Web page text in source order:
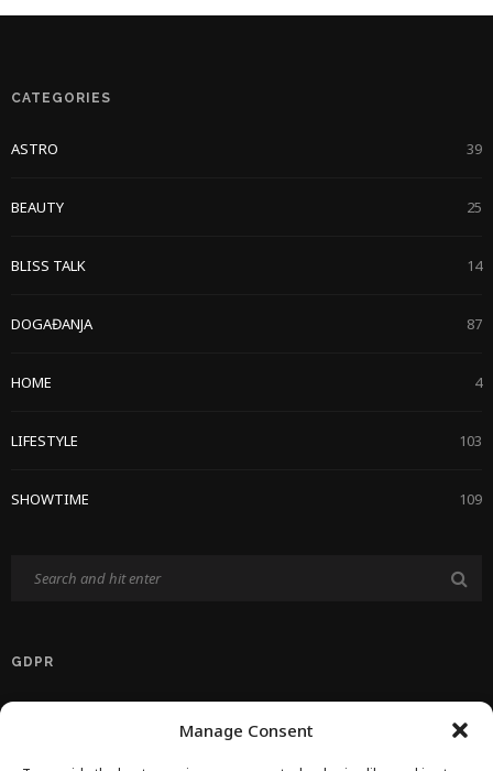
Manage Consent
CATEGORIES
ASTRO 39
BEAUTY 25
BLISS TALK 14
DOGAĐANJA 87
HOME 4
LIFESTYLE 103
SHOWTIME 109
GDPR